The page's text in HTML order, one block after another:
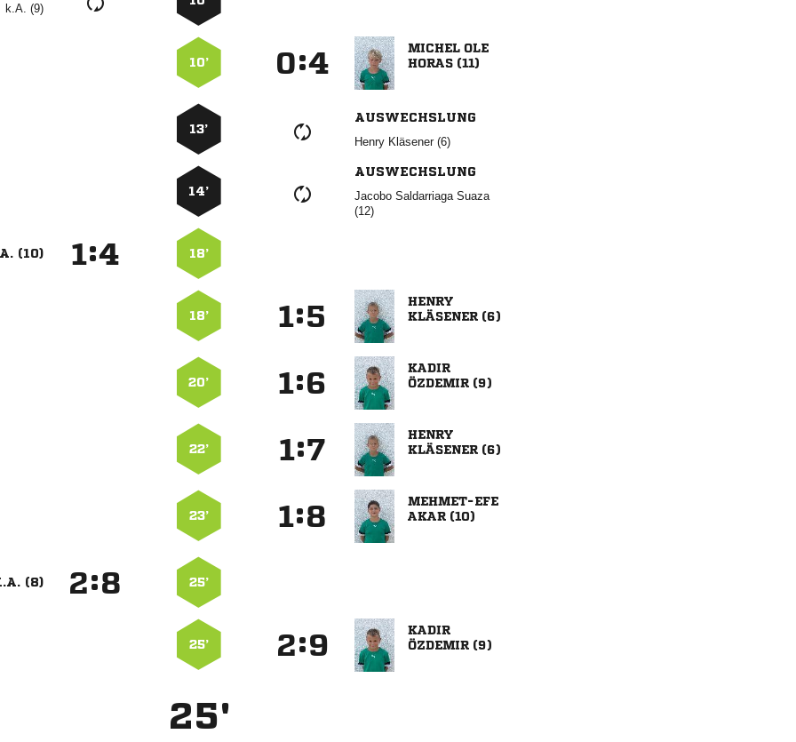
k.A. (9)
10’ :
 
 
13’
AUSWECHSLUNG
  
14’
AUSWECHSLUNG
  

(10) : 18’
18’ :

 
20’ :

 
22’ :

 
23’ :

 
(8) : 25’
25’ :

 
25'